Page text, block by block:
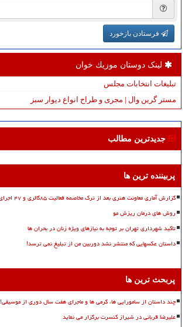
فرستادن بازخورد
لینک دوستان موزیك خوان
تبلیغات انتخابات مجلس
مستر گرین وال | مجری و طراح انواع دیوار سبز
جدیدترین مطالب
پربیننده ترین ها
گزارش آماری معاونت هنری بعد از ترک مخاصمه فعالیت ۸۵گالری و ۴۷ اجرای موسیقی
روش های درمان ریزش مو
تاکید شهرداری تهران بر توجه به نیازهای ویژه زنان در بحران ها
داستان عکسهایی که منتشر نشد دوربین من از تبلیغ نمی ترسد!
پربحث ترین ها
چند داستان از سامورایی ها، گرمی ها و ماجرای هفت سال دوری از موسیقی!
علیرضا قربانی در شیراز کنسرت برگزار می نماید